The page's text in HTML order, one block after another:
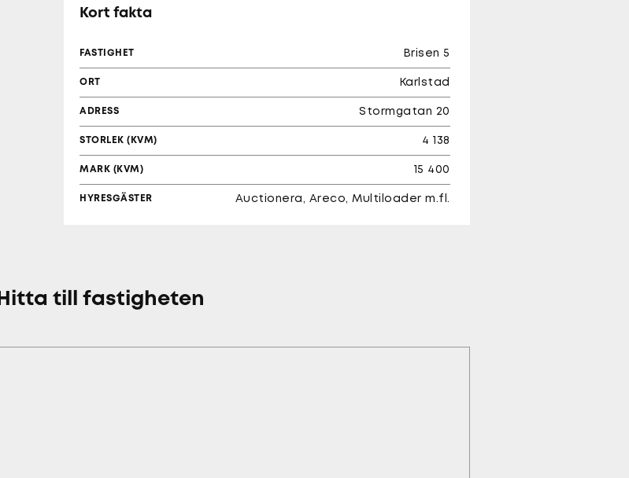
Kort fakta
FASTIGHET Brisen 5
ORT Karlstad
ADRESS Stormgatan 20
STORLEK (KVM) 4 138
MARK (KVM) 15 400
HYRESGÄSTER Auctionera, Areco, Multiloader m.fl.
Hitta till fastigheten